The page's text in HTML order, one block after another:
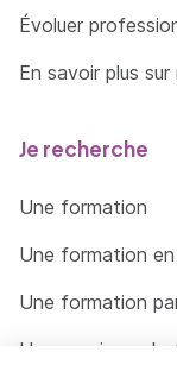
Évoluer
En savoir plus sur
Je recherche
Une formation
Une formation
Une formation
Un organisme de